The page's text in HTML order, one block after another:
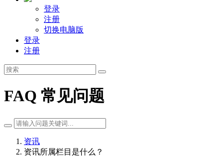
登录
注册
切换电脑版
登录
注册
FAQ 常见问题
资讯
资讯所属栏目是什么？